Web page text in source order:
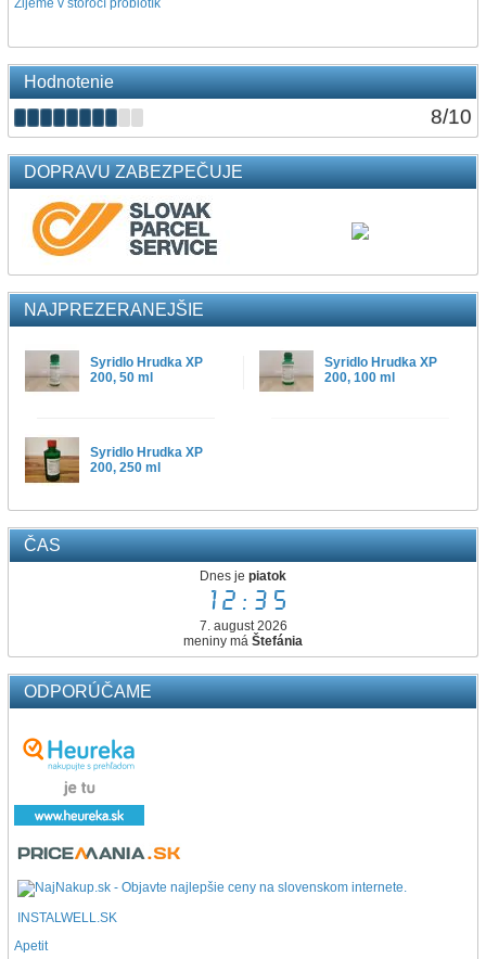
Žijeme v storočí probiotík
Hodnotenie
8/10
DOPRAVU ZABEZPEČUJE
NAJPREZERANEJŠIE
Syridlo Hrudka XP
200, 50 ml
Syridlo Hrudka XP
200, 100 ml
Syridlo Hrudka XP
200, 250 ml
ČAS
Dnes je piatok
12:35
7. august 2026
meniny má Štefánia
ODPORÚČAME
INSTALWELL.SK
Apetit